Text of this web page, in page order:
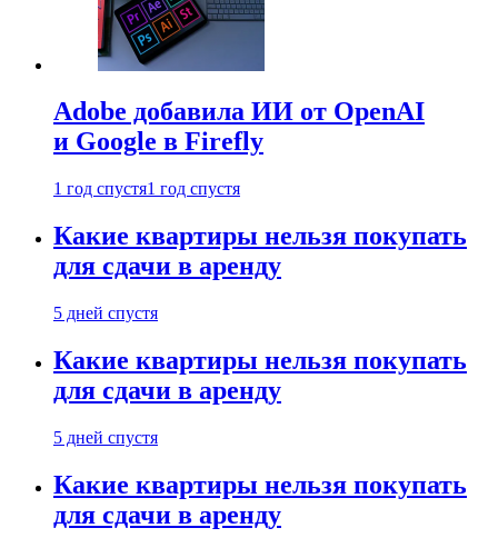
Adobe добавила ИИ от OpenAI
и Google в Firefly
1 год спустя1 год спустя
Какие квартиры нельзя покупать
для сдачи в аренду
5 дней спустя
Какие квартиры нельзя покупать
для сдачи в аренду
5 дней спустя
Какие квартиры нельзя покупать
для сдачи в аренду